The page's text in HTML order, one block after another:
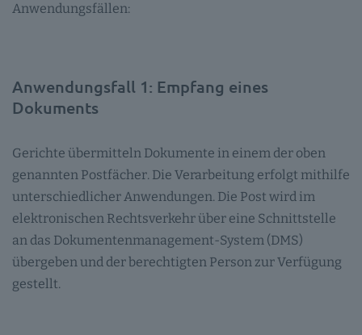
Anwendungsfällen:
Anwendungsfall 1: Empfang eines
Dokuments
Gerichte übermitteln Dokumente in einem der oben
genannten Postfächer. Die Verarbeitung erfolgt mithilfe
unterschiedlicher Anwendungen. Die Post wird im
elektronischen Rechtsverkehr über eine Schnittstelle
an das Dokumentenmanagement-System (DMS)
übergeben und der berechtigten Person zur Verfügung
gestellt.